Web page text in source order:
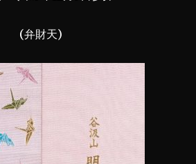
(弁財天)